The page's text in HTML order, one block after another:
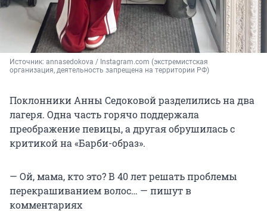
Источник: annasedokova / Instagram.com (экстремистская
организация, деятельность запрещена на территории РФ)
Поклонники Анны Седоковой разделились на два
лагеря. Одна часть горячо поддержала
преображение певицы, а другая обрушилась с
критикой на «Барби-образ».
— Ой, мама, кто это? В 40 лет решать проблемы
перекрашиванием волос… — пишут в
комментариях